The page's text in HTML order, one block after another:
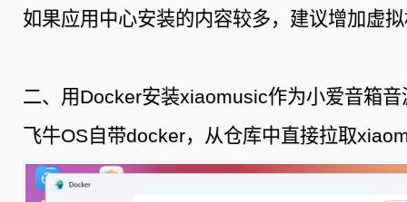
如果应用中心安装的内容较多，建议增加虚
二、用Docker安装xiaomusic作为小爱音箱音
飞牛OS自带docker，从仓库中直接拉取